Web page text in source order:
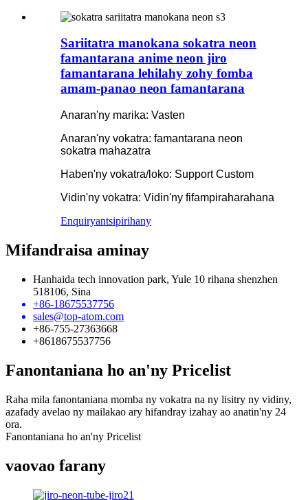
Sariitatra manokana sokatra neon
famantarana anime neon jiro
famantarana lehilahy zohy fomba
amam-panao neon famantarana
Anaran'ny marika: Vasten
Anaran'ny vokatra: famantarana neon
sokatra mahazatra
Haben'ny vokatra/loko: Support Custom
Vidin'ny vokatra: Vidin'ny fifampiraharahana
Enquiryantsipirihany
Mifandraisa aminay
Hanhaida tech innovation park, Yule 10 rihana shenzhen
518106, Sina
+86-18675537756
sales@top-atom.com
+86-755-27363668
+8618675537756
Fanontaniana ho an'ny Pricelist
Raha mila fanontaniana momba ny vokatra na ny lisitry ny vidiny,
azafady avelao ny mailakao ary hifandray izahay ao anatin'ny 24
ora.
Fanontaniana ho an'ny Pricelist
vaovao farany